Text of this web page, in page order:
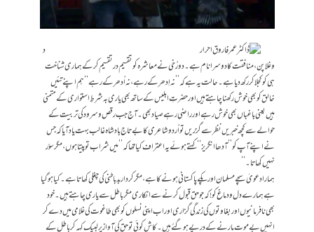
د
وغلاپن، منافقت کا دوسرانام ہے۔ دو رُخی نے معاشرہ کو تقسیم در تقسیم کرکے ہماری شناخت
ہی کو کجلا کر رکھ دیا ہے۔ حالت یہ ہے کہ ’’نہ اِدھر کے رہے، نہ اُدھرکے رہے‘‘ ہم اپنے تئیں
خالق کو بھی خوش رکھنا چاہتے ہیں اور حضرتِ ابلیس کے ساتھ بھی یاری بہ شرطِ استواری کے متمنی
ہیں یعنی باغباں بھی خوش رہے اور راضی رہے صیاد بھی۔ آج جب رقص و سرود کی تربیت کے
حوالے سے کچھ خبریں نظرسے گزریں تو اُردو شاعری کا بےتاج بادشاہ غالب بہت یاد آیا کہ جس
نے اپنے آپ کو ’’آدھا انگریز‘‘ کہتے ہوئے یہ اعتراف کیا تھا کہ ’’میں شراب تو پیتاہوں، مگر سؤر
نہیں کھاتا۔‘‘
ہمارا دعویٰ سچے مسلمان اور پکے پاکستانی ہونے کا ہے، مگر کردار بدباطنی کی چغلی کھاتا ہے۔ کیا ہوگیا
ہے ہمارے دل و دماغ کو! کہ جو حق قبول کرنے سے انکاری مگر باطل سے یاری چاہتے ہیں۔ خود
بھی نافرمانیوں اور بغاوتوں کی زندگی گزاری اور اب اپنی نسلوں کو بھی طاغوت کی غلامی میں دے کر
انہیں بے موت مارنے کے درپے ہوگئے ہیں۔ کاش کوئی تو حق کی آواز پر لبیک کہہ کر باطل کے